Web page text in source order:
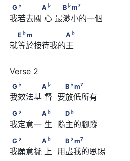
G♭ A ♭ B
G ♭ A ♭ B ♭m7
我若去關 心 最渺小的一個
E ♭ m　　　　　　A
E ♭m A ♭
就等於接待我的王
G♭ A B
G ♭ A ♭ B ♭m7
我效法基 督  要放低所有
G♭ A D
G ♭ A ♭ D ♭
我定意一 生  隨主的腳蹤
G♭ A B
G ♭ A ♭ B ♭m7
我願意擺 上  用盡我的恩賜